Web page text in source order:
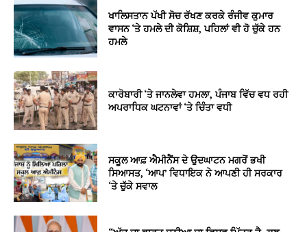
ਖਾਲਿਸਤਾਨ ਪੱਖੀ ਸੋਚ ਰੱਖਣ ਕਰਕੇ ਰੰਜੀਵ ਕੁਮਾਰ
ਵਾਸਨ ‘ਤੇ ਹਮਲੇ ਦੀ ਕੋਸ਼ਿਸ਼, ਪਹਿਲਾਂ ਵੀ ਹੋ ਚੁੱਕੇ ਹਨ
ਹਮਲੇ
ਕਾਰੋਬਾਰੀ ‘ਤੇ ਜਾਨਲੇਵਾ ਹਮਲਾ, ਪੰਜਾਬ ਵਿੱਚ ਵਧ ਰਹੀ
ਅਪਰਾਧਿਕ ਘਟਨਾਵਾਂ ‘ਤੇ ਚਿੰਤਾ ਵਧੀ
ਸਕੂਲ ਆਫ਼ ਐਮੀਨੈਂਸ ਦੇ ਉਦਘਾਟਨ ਮਗਰੋਂ ਭਖੀ
ਸਿਆਸਤ, ‘ਆਪ’ ਵਿਧਾਇਕ ਨੇ ਆਪਣੀ ਹੀ ਸਰਕਾਰ
‘ਤੇ ਚੁੱਕੇ ਸਵਾਲ